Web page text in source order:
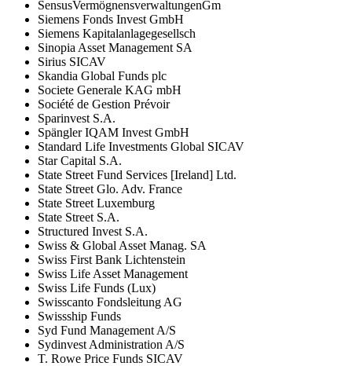
SensusVermögnensverwaltungenGm
Siemens Fonds Invest GmbH
Siemens Kapitalanlagegesellsch
Sinopia Asset Management SA
Sirius SICAV
Skandia Global Funds plc
Societe Generale KAG mbH
Société de Gestion Prévoir
Sparinvest S.A.
Spängler IQAM Invest GmbH
Standard Life Investments Global SICAV
Star Capital S.A.
State Street Fund Services [Ireland] Ltd.
State Street Glo. Adv. France
State Street Luxemburg
State Street S.A.
Structured Invest S.A.
Swiss & Global Asset Manag. SA
Swiss First Bank Lichtenstein
Swiss Life Asset Management
Swiss Life Funds (Lux)
Swisscanto Fondsleitung AG
Swissship Funds
Syd Fund Management A/S
Sydinvest Administration A/S
T. Rowe Price Funds SICAV